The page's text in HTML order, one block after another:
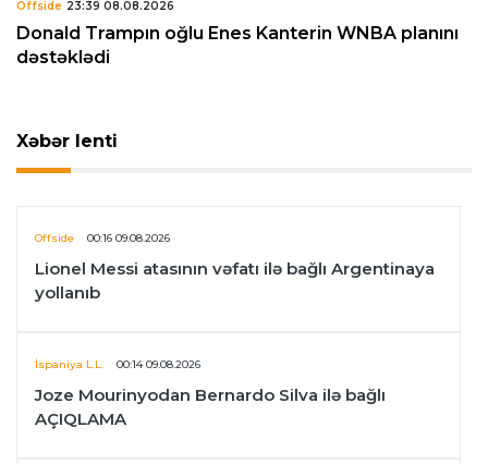
Offside 23:39 08.08.2026
Donald Trampın oğlu Enes Kanterin WNBA planını
dəstəklədi
Xəbər lenti
Offside 00:16 09.08.2026
Lionel Messi atasının vəfatı ilə bağlı Argentinaya
yollanıb
İspaniya L.L. 00:14 09.08.2026
Joze Mourinyodan Bernardo Silva ilə bağlı
AÇIQLAMA